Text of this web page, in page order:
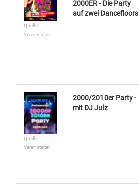
Quelle:
Veranstalter
2000ER - Die Party
auf zwei Dancefloors
Quelle:
Veranstalter
2000/2010er Party -
mit DJ Julz